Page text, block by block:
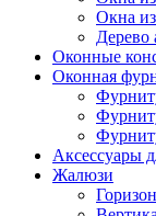
Окна
Дерево
Оконные
Оконная
Аксессуары
Жалюзи